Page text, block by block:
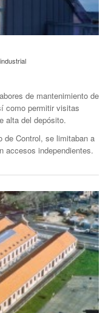
industrial
de mantenimiento de
como permitir visitas
alta del depósito.
de Control, se limitaban a
accesos independientes.